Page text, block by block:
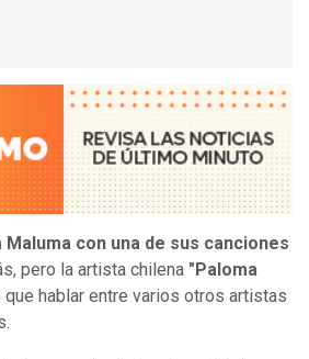
Maluma con una de sus canciones
pero la artista chilena "Paloma
que hablar entre varios otros artistas